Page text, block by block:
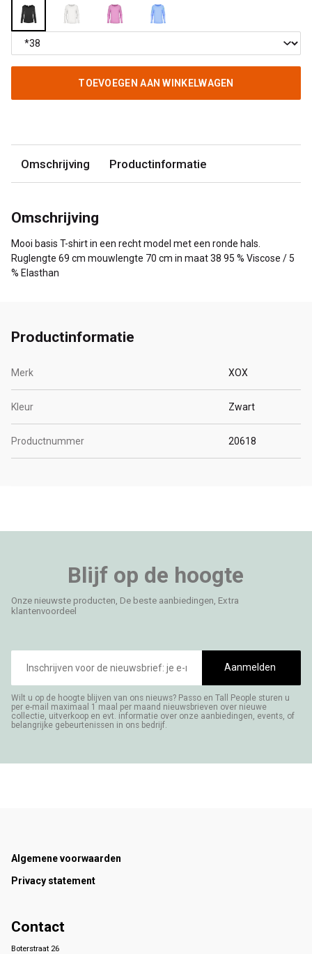
TOEVOEGEN AAN WINKELWAGEN
Omschrijving Productinformatie
Omschrijving
Mooi basis T-shirt in een recht model met een ronde hals.
Ruglengte 69 cm mouwlengte 70 cm in maat 38 95 % Viscose / 5
% Elasthan
Productinformatie
Merk XOX
Kleur Zwart
Productnummer 20618
Blijf op de hoogte
Onze nieuwste producten, De beste aanbiedingen, Extra
klantenvoordeel
mailadres
Aanmelden
Wilt u op de hoogte blijven van ons nieuws? Passo en Tall People sturen u
per e-mail maximaal 1 maal per maand nieuwsbrieven over nieuwe
collectie, uitverkoop en evt. informatie over onze aanbiedingen, events, of
belangrijke gebeurtenissen in ons bedrijf.
Footer
Algemene voorwaarden
Privacy statement
Contact
Boterstraat 26